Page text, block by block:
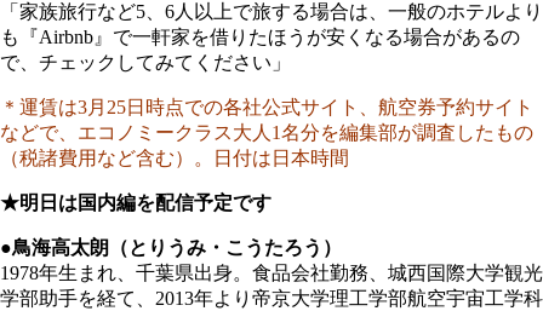
「家族旅行など5、6人以上で旅する場合は、一般のホテルより
も『Airbnb』で一軒家を借りたほうが安くなる場合があるの
で、チェックしてみてください」
＊運賃は3月25日時点での各社公式サイト、航空券予約サイト
などで、エコノミークラス大人1名分を編集部が調査したもの
（税諸費用など含む）。日付は日本時間
★明日は国内編を配信予定です
●鳥海高太朗（とりうみ・こうたろう）
1978年生まれ、千葉県出身。食品会社勤務、城西国際大学観光
学部助手を経て、2013年より帝京大学理工学部航空宇宙工学科